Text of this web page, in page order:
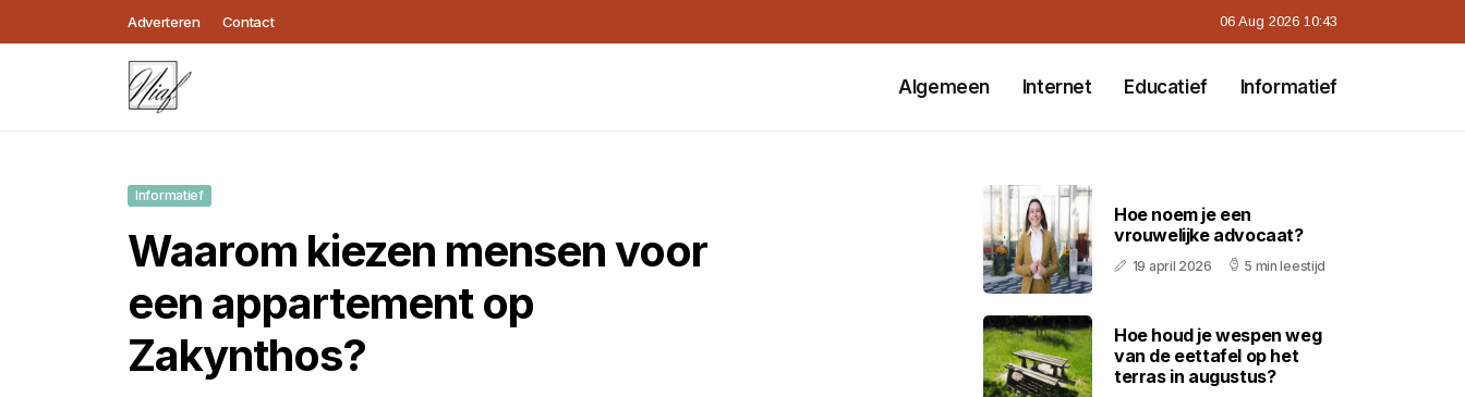
Adverteren Contact 06 Aug 2026 10:43
Algemeen Internet Educatief Informatief
Informatief
Waarom kiezen mensen voor
een appartement op
Zakynthos?
Hoe noem je een
vrouwelijke advocaat?
19 april 2026 5 min leestijd
Hoe houd je wespen weg
van de eettafel op het
terras in augustus?